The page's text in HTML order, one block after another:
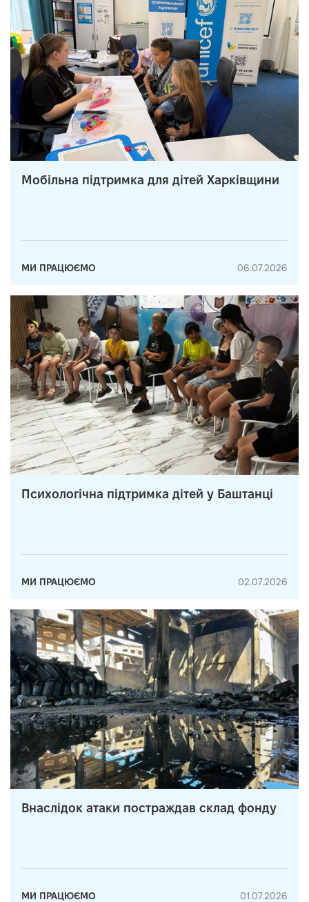
Мобільна підтримка для дітей Харківщини
МИ ПРАЦЮЄМО 06.07.2026
Психологічна підтримка дітей у Баштанці
МИ ПРАЦЮЄМО 02.07.2026
Внаслідок атаки постраждав склад фонду
МИ ПРАЦЮЄМО 01.07.2026